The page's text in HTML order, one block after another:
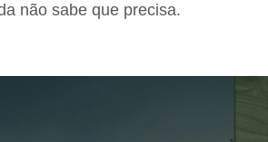
não sabe que precisa.